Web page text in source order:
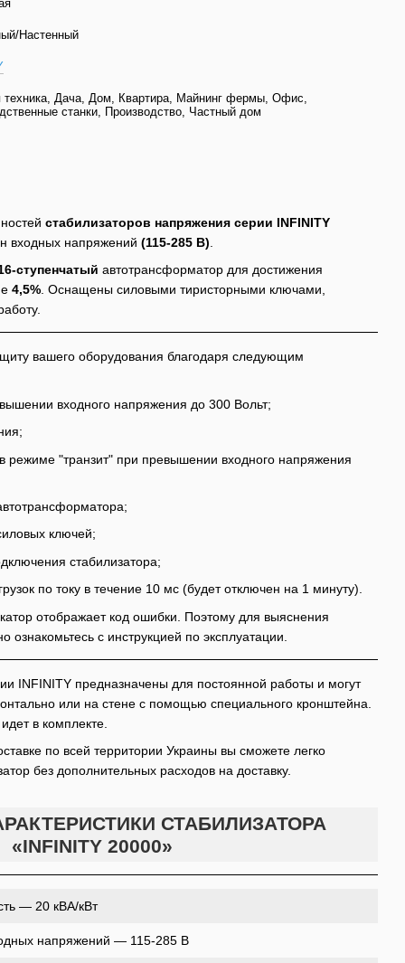
Настенный
техника, Дача, Дом, Квартира, Майнинг фермы, Офис,
станки, Производство, Частный дом
стабилизаторов напряжения серии INFINITY
входных напряжений (115-285 В)
ступенчатый автотрансформатор для достижения
4,5%. Оснащены силовыми тиристорными ключами,
вашего оборудования благодаря следующим
входного напряжения до 300 Вольт;
режиме "транзит" при превышении входного напряжения
ключей;
стабилизатора;
по току в течение 10 мс (будет отключен на 1 минуту).
отображает код ошибки. Поэтому для выяснения
ознакомьтесь с инструкцией по эксплуатации.
INFINITY предназначены для постоянной работы и могут
или на стене с помощью специального кронштейна.
в комплекте.
по всей территории Украины вы сможете легко
без дополнительных расходов на доставку.
СТАБИЛИЗАТОРА
«INFINITY 20000»
— 20 кВА/кВт
напряжений — 115-285 В